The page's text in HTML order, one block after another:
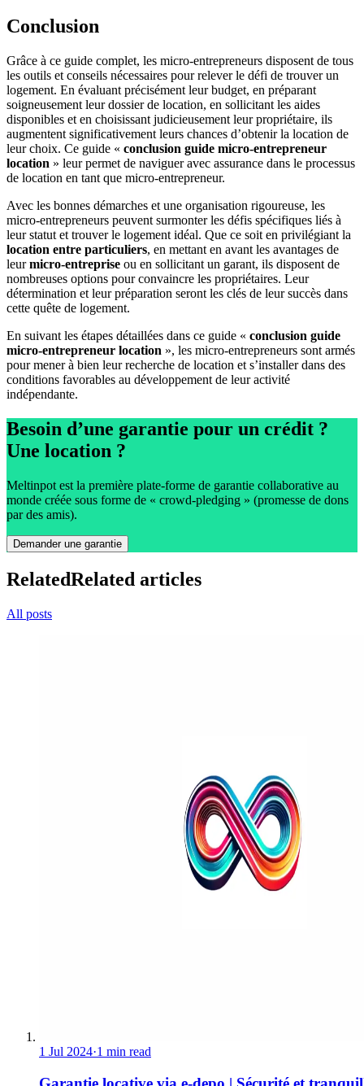
Conclusion
Grâce à ce guide complet, les micro-entrepreneurs disposent de tous
les outils et conseils nécessaires pour relever le défi de trouver un
logement. En évaluant précisément leur budget, en préparant
soigneusement leur dossier de location, en sollicitant les aides
disponibles et en choisissant judicieusement leur propriétaire, ils
augmentent significativement leurs chances d’obtenir la location de
leur choix. Ce guide « conclusion guide micro-entrepreneur
location » leur permet de naviguer avec assurance dans le processus
de location en tant que micro-entrepreneur.
Avec les bonnes démarches et une organisation rigoureuse, les
micro-entrepreneurs peuvent surmonter les défis spécifiques liés à
leur statut et trouver le logement idéal. Que ce soit en privilégiant la
location entre particuliers, en mettant en avant les avantages de
leurmicro-entreprise ou en sollicitant un garant, ils disposent de
nombreuses options pour convaincre les propriétaires. Leur
détermination et leur préparation seront les clés de leur succès dans
cette quête de logement.
En suivant les étapes détaillées dans ce guide « conclusion guide
micro-entrepreneur location », les micro-entrepreneurs sont armés
pour mener à bien leur recherche de location et s’installer dans des
conditions favorables au développement de leur activité
indépendante.
Besoin d’une garantie pour un crédit ?
Une location ?
Meltinpot est la première plate-forme de garantie collaborative au
monde créée sous forme de « crowd-pledging » (promesse de dons
par des amis).
Demander une garantie
RelatedRelated articles
All posts
1 Jul 2024·1 min read